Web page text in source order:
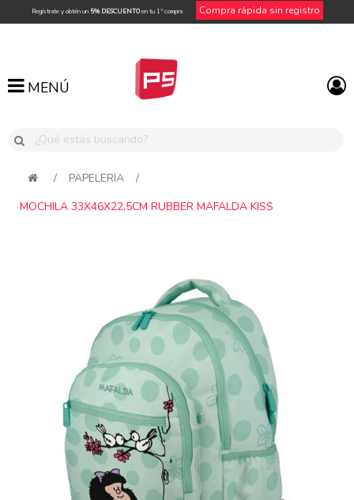
Regístrate y obtén un 5% DESCUENTOen tu 1ª compra Compra rápida sin registro
MENÚ
MENÚ
/ PAPELERIA
/
MOCHILA 33X46X22,5CM RUBBER MAFALDA KISS